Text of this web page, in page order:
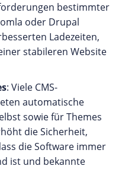
bestimmter
oder Drupal
Ladezeiten,
stabileren Website
: Viele CMS-
automatische
sowie für Themes
die Sicherheit,
die Software immer
ist und bekannte